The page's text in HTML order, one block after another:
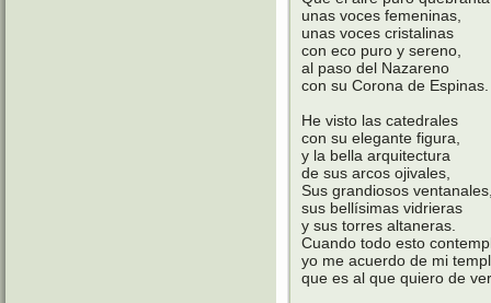
unas voces femeninas,
unas voces cristalinas
con eco puro y sereno,
al paso del Nazareno
con su Corona de Espinas.
He visto las catedrales
con su elegante figura,
y la bella arquitectura
de sus arcos ojivales,
Sus grandiosos
sus bellísimas vidrieras
y sus torres altaneras.
Cuando todo esto
yo me acuerdo de mi
que es al que quiero de